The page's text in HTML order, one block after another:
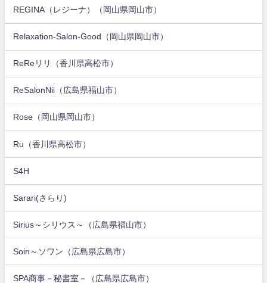
REGINA（レジーナ）（岡山県岡山市）
Relaxation-Salon-Good（岡山県岡山市）
ReReリリ（香川県高松市）
ReSalonNii（広島県福山市）
Rose（岡山県岡山市）
Ru（香川県高松市）
S4H
Sarari(さらり)
Sirius～シリウス～（広島県福山市）
Soin～ソワン（広島県広島市）
SPA商事－秘書室－（広島県広島市）